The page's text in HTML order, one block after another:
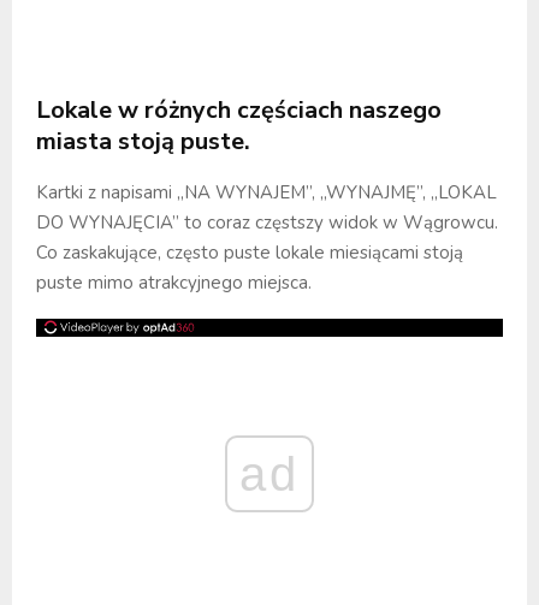
Lokale w różnych częściach naszego
miasta stoją puste.
Kartki z napisami „NA WYNAJEM”, „WYNAJMĘ”, „LOKAL
DO WYNAJĘCIA” to coraz częstszy widok w Wągrowcu.
Co zaskakujące, często puste lokale miesiącami stoją
puste mimo atrakcyjnego miejsca.
ad